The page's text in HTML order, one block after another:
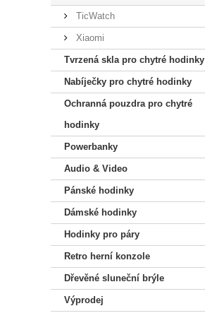
TicWatch
Xiaomi
Tvrzená skla pro chytré hodinky
Nabíječky pro chytré hodinky
Ochranná pouzdra pro chytré
hodinky
Powerbanky
Audio & Video
Pánské hodinky
Dámské hodinky
Hodinky pro páry
Retro herní konzole
Dřevěné sluneční brýle
Výprodej